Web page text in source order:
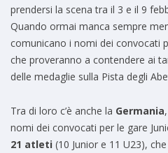
prendersi la scena tra il 3 e il 9
Quando ormai manca sempre
comunicano i nomi dei convocati
che proveranno a contendere ai
delle medaglie sulla Pista degli
Tra di loro c’è anche la Germania
nomi dei convocati per le gare
21 atleti (10 Junior e 11 U23),